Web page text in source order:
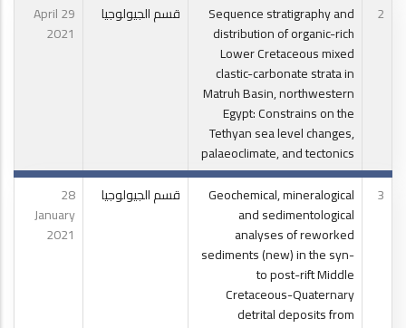
2
Sequence stratigraphy and
distribution of organic-rich
Lower Cretaceous mixed
clastic-carbonate strata in
Matruh Basin, northwestern
Egypt: Constrains on the
Tethyan sea level changes,
palaeoclimate, and tectonics
قسم الجيولوجيا
29 April
2021
3
Geochemical, mineralogical
and sedimentological
analyses of reworked
sediments (new) in the syn-
to post-rift Middle
Cretaceous-Quaternary
detrital deposits from
قسم الجيولوجيا
28
January
2021